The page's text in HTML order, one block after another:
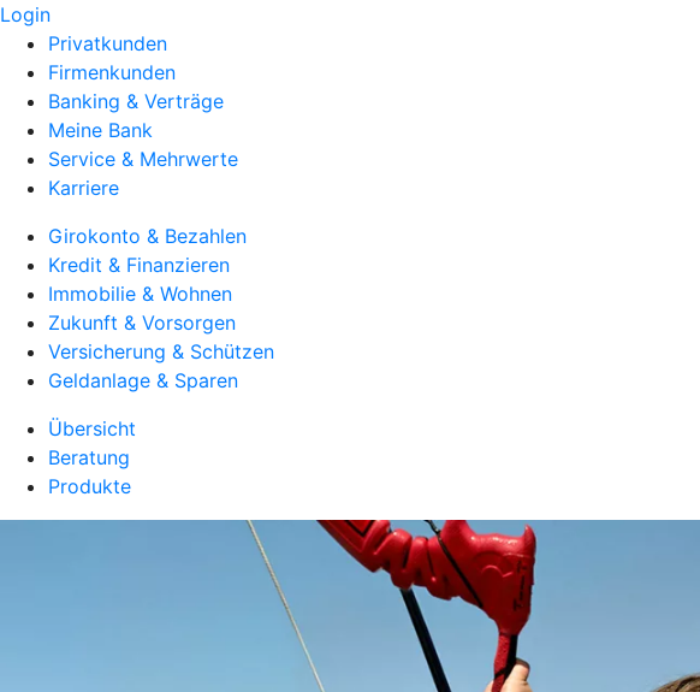
Login
Privatkunden
Firmenkunden
Banking & Verträge
Meine Bank
Service & Mehrwerte
Karriere
Girokonto & Bezahlen
Kredit & Finanzieren
Immobilie & Wohnen
Zukunft & Vorsorgen
Versicherung & Schützen
Geldanlage & Sparen
Übersicht
Beratung
Produkte